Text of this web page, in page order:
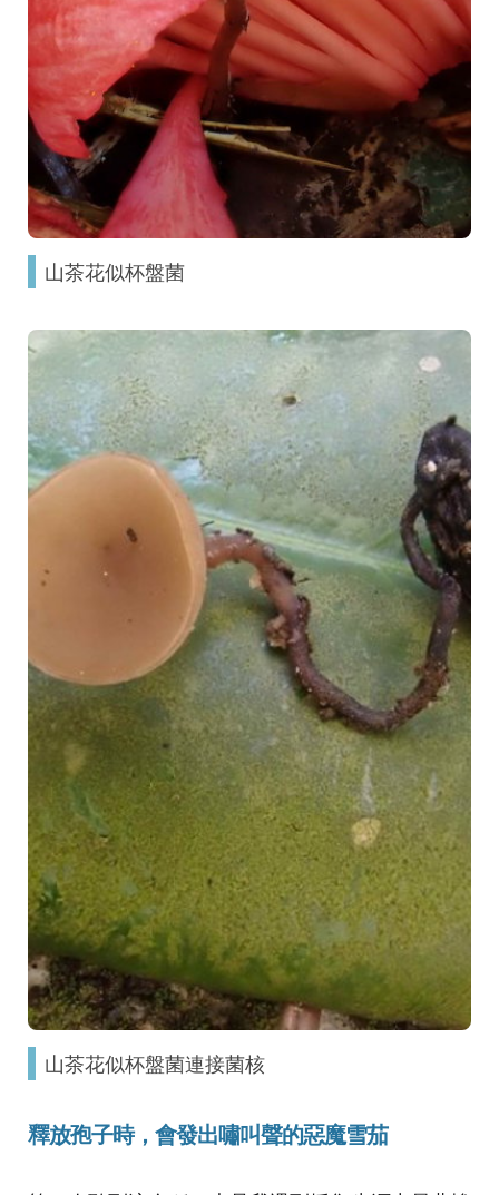
山茶花似杯盤菌
山茶花似杯盤菌連接菌核
釋放孢子時，會發出嘯叫聲的惡魔雪茄